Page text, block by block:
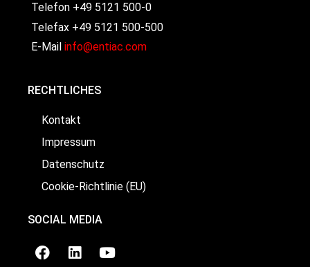
Telefon +49 5121 500-0
Telefax +49 5121 500-500
E-Mail info@entiac.com
RECHTLICHES
Kontakt
Impressum
Datenschutz
Cookie-Richtlinie (EU)
SOCIAL MEDIA